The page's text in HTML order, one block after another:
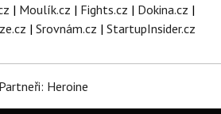
| Moulík.cz | Fights.cz | Dokina.cz |
| Srovnám.cz | StartupInsider.cz
Partneři: Heroine